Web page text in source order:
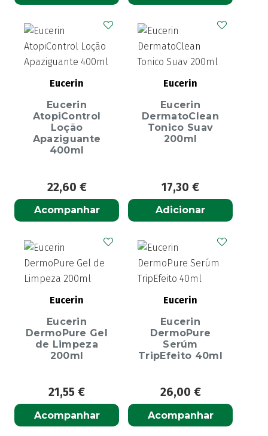
Eucerin
Eucerin
AtopiControl
Loção
Apaziguante
400ml
22,60 €
Acompanhar
Eucerin
Eucerin
DermatoClean
Tonico Suav
200ml
17,30 €
Adicionar
Eucerin
Eucerin
DermoPure Gel
de Limpeza
200ml
21,55 €
Acompanhar
Eucerin
Eucerin
DermoPure
Serúm
TripEfeito 40ml
26,00 €
Acompanhar